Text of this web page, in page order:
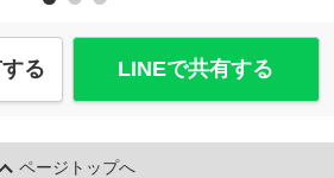
る LINEで共有する
ページトップへ